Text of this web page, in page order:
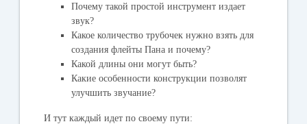
Почему такой простой инструмент издает
звук?
Какое количество трубочек нужно взять для
создания флейты Пана и почему?
Какой длины они могут быть?
Какие особенности конструкции позволят
улучшить звучание?
И тут каждый идет по своему пути: